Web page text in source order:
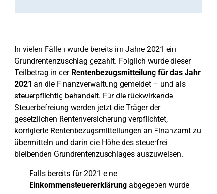
In vielen Fällen wurde bereits im Jahre 2021 ein
Grundrentenzuschlag gezahlt. Folglich wurde dieser
Teilbetrag in der Rentenbezugsmitteilung für das Jahr
2021 an die Finanzverwaltung gemeldet – und als
steuerpflichtig behandelt. Für die rückwirkende
Steuerbefreiung werden jetzt die Träger der
gesetzlichen Rentenversicherung verpflichtet,
korrigierte Rentenbezugsmitteilungen an Finanzamt zu
übermitteln und darin die Höhe des steuerfrei
bleibenden Grundrentenzuschlages auszuweisen.
Falls bereits für 2021 eine
Einkommensteuererklärung abgegeben wurde